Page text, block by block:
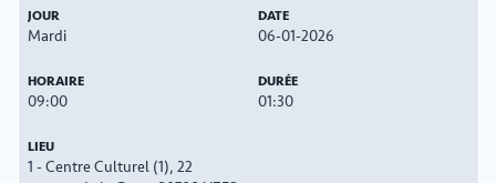
Mardi 06-01-2026
09:00 01:30
1 - Centre Culturel (1), 22